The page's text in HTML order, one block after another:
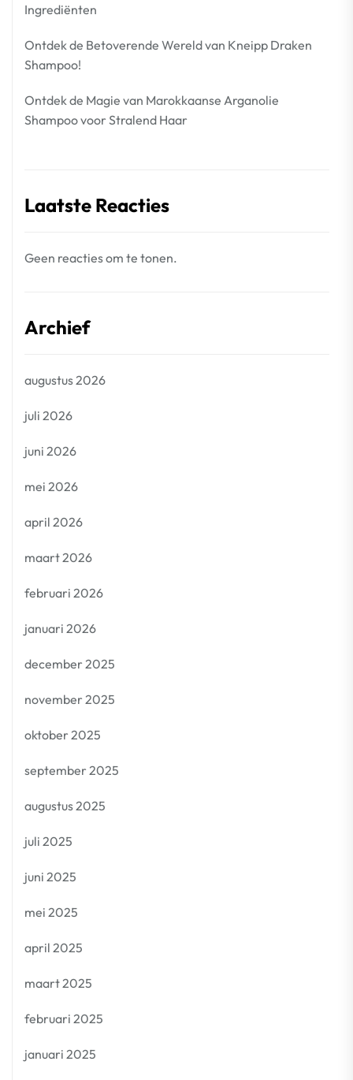
Ingrediënten
Ontdek de Betoverende Wereld van Kneipp Draken
Shampoo!
Ontdek de Magie van Marokkaanse Arganolie
Shampoo voor Stralend Haar
Laatste Reacties
Geen reacties om te tonen.
Archief
augustus 2026
juli 2026
juni 2026
mei 2026
april 2026
maart 2026
februari 2026
januari 2026
december 2025
november 2025
oktober 2025
september 2025
augustus 2025
juli 2025
juni 2025
mei 2025
april 2025
maart 2025
februari 2025
januari 2025